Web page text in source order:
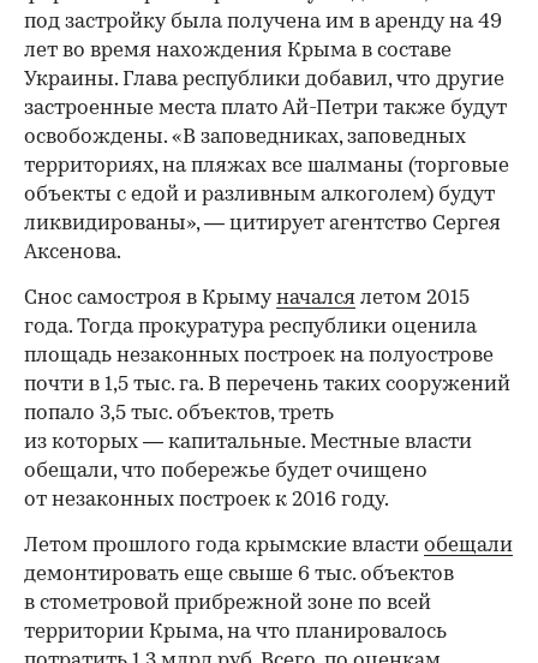
под застройку была получена им в аренду на 49
лет во время нахождения Крыма в составе
Украины. Глава республики добавил, что другие
застроенные места плато Ай-Петри также будут
освобождены. «В заповедниках, заповедных
территориях, на пляжах все шалманы (торговые
объекты с едой и разливным алкоголем) будут
ликвидированы», — цитирует агентство Сергея
Аксенова.
Снос самостроя в Крымуначался летом 2015
года. Тогда прокуратура республики оценила
площадь незаконных построек на полуострове
почти в 1,5 тыс. га. В перечень таких сооружений
попало 3,5 тыс. объектов, треть
из которых — капитальные. Местные власти
обещали, что побережье будет очищено
от незаконных построек к 2016 году.
Летом прошлого года крымские власти обещали
демонтировать еще свыше 6 тыс. объектов
в стометровой прибрежной зоне по всей
территории Крыма, на что планировалось